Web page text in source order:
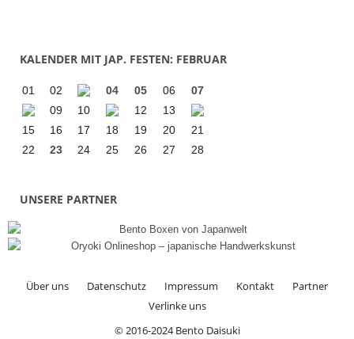
KALENDER MIT JAP. FESTEN: FEBRUAR
01 02 04 05 06
07
09
10 12
13
15
16 17 18 19 20
21
22
23 24 25 26 27 28
UNSERE PARTNER
Über uns Datenschutz Impressum Kontakt
Partner
Verlinke uns
© 2016-2024 Bento Daisuki